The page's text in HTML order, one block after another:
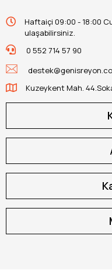
Haftaiçi 09:00 - 18:00
ulaşabilirsiniz.
0 552 714 57 90
Kuzeykent Mah.